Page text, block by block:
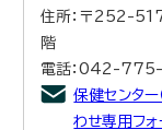
住所：〒252-
階
電話：042-
保健センター
わせ専用フォ